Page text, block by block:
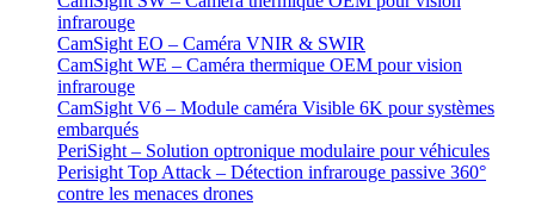
infrarouge
CamSight EO – Caméra VNIR & SWIR
CamSight WE – Caméra thermique OEM pour vision
infrarouge
CamSight V6 – Module caméra Visible 6K pour systèmes
embarqués
PeriSight – Solution optronique modulaire pour véhicules
Perisight Top Attack – Détection infrarouge passive 360°
contre les menaces drones